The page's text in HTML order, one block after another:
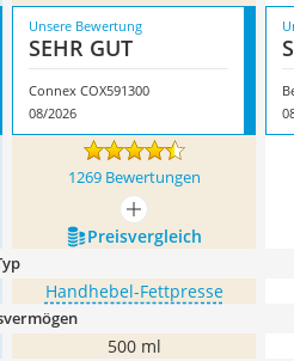
Unsere Bewertung
SEHR GUT
Connex COX591300
08/2026
1269 Bewertungen
mehr anzeigen
Preis­vergleich
Handhebel-Fettpresse
500 ml